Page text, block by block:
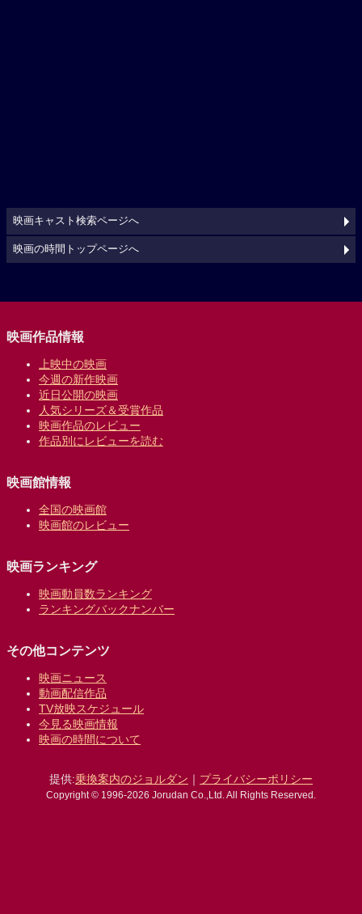
映画キャスト検索ページへ
映画の時間トップページへ
映画作品情報
上映中の映画
今週の新作映画
近日公開の映画
人気シリーズ＆受賞作品
映画作品のレビュー
作品別にレビューを読む
映画館情報
全国の映画館
映画館のレビュー
映画ランキング
映画動員数ランキング
ランキングバックナンバー
その他コンテンツ
映画ニュース
動画配信作品
TV放映スケジュール
今見る映画情報
映画の時間について
提供:乗換案内のジョルダン ｜ プライバシーポリシー
Copyright © 1996-2026 Jorudan Co.,Ltd. All Rights Reserved.